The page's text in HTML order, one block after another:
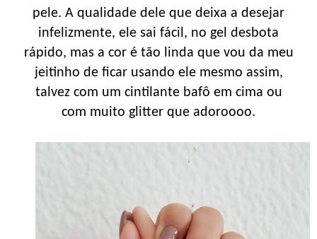
pele. A qualidade dele que deixa a desejar
infelizmente, ele sai fácil, no gel desbota
rápido, mas a cor é tão linda que vou da meu
jeitinho de ficar usando ele mesmo assim,
talvez com um cintilante bafô em cima ou
com muito glitter que adoroooo.